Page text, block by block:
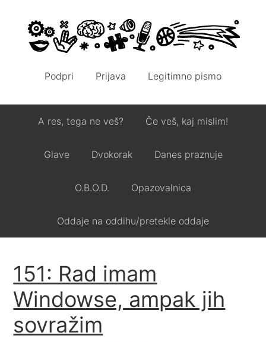
Podpri Prijava Legitimno pismo
A res, tega ne veš? Če veš, kaj mislim!
Glave Dvokorak Danes praznuje
O.B.O.D. Opazovalnica
Oddaje na oddihu/pretekle oddaje
151: Rad imam
Windowse, ampak jih
sovražim